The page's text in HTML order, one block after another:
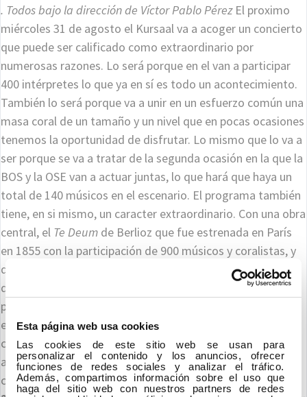
Esta página web usa cookies
Las cookies de este sitio web se usan para
personalizar el contenido y los anuncios, ofrecer
funciones de redes sociales y analizar el tráfico.
Además, compartimos información sobre el uso que
haga del sitio web con nuestros partners de redes
. Todos bajo la dirección de Víctor Pablo PérezEl proximo
miércoles 31 de agosto el Kursaal va a acoger un concierto
que puede ser calificado como extraordinario por
numerosas razones. Lo será porque en el van a participar
400 intérpretes lo que ya en sí es todo un acontecimiento.
También lo será porque va a unir en un esfuerzo común una
masa coral de un tamaño y un nivel que en pocas ocasiones
tenemos la oportunidad de disfrutar. Lo mismo que lo va a
ser porque se va a tratar de la segunda ocasión en la que la
BOS y la OSE van a actuar juntas, lo que hará que haya un
total de 140 músicos en el escenario. El programa también
tiene, en si mismo, un caracter extraordinario. Con una obra
central, el Te Deum de Berlioz que fue estrenada en París
en 1855 con la participación de 900 músicos y coralistas, y
que es un extraordinaio ejemplo de lo que se vino a
denominarse en ese siglo como
música monumental. El
programa contará con dos obras de compositores vascos:
el
Aita Gureade Madina, y elGernika
concierto de Clausura de la
Quincena Musicalse integra,
además, dentro de los actos de Donostia 2016. En
concreto dentro deConversaciones de San Sebastián